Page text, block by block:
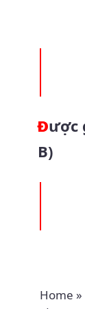
Được gấp trăm (13.10.2024 – Chúa Nhật 28 Thường Niên
B)
Home »